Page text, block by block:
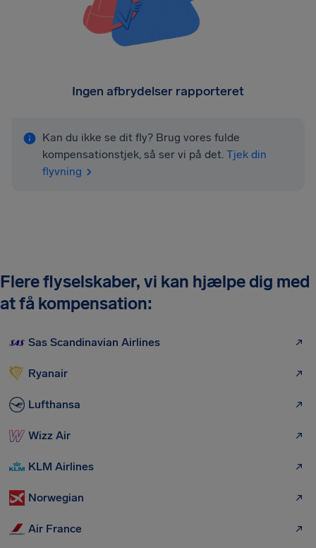
Ingen afbrydelser rapporteret
Kan du ikke se dit fly? Brug vores fulde
kompensationstjek, så ser vi på det. Tjek din
flyvning
Flere flyselskaber, vi kan hjælpe dig med
at få kompensation:
Sas Scandinavian Airlines
Ryanair
Lufthansa
Wizz Air
KLM Airlines
Norwegian
Air France